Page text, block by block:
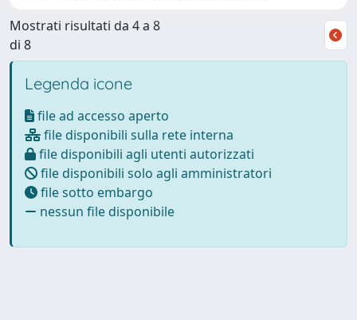
Mostrati risultati da 4 a 8
di 8
Legenda icone
file ad accesso aperto
file disponibili sulla rete interna
file disponibili agli utenti autorizzati
file disponibili solo agli amministratori
file sotto embargo
nessun file disponibile